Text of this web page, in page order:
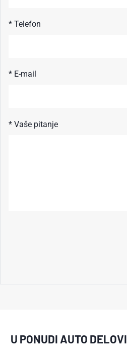
* Telefon
* E-mail
* Vaše pitanje
U PONUDI AUTO DELOVI